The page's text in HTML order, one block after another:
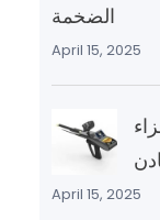
الضخمة
April 15, 2025
April 15, 2025